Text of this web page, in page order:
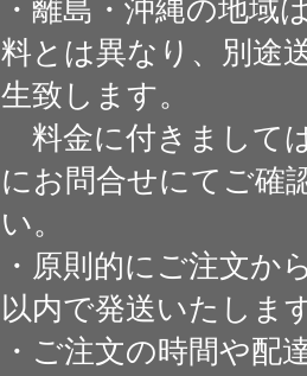
・離島・沖縄の地域
料とは異なり、別途
生致します。
料金に付きまして
にお問合せにてご確
い。
・原則的にご注文か
以内で発送いたしま
・ご注文の時間や配